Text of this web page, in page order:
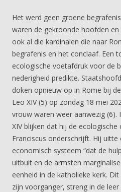
Het werd geen groene
waren de gekroonde hoofden
ook al die kardinalen die naar
begrafenis en het conclaaf. Een
ecologische voetafdruk voor de
nederigheid predikte.
doken opnieuw op in Rome bij
Leo XIV (5) op zondag 18 mei
vrouw waren weer aanwezig (6).
XIV blijken dat hij de
Franciscus onderschrijft. Hij
economisch systeem “dat de
uitbuit en de armsten
eenheid in de katholieke kerk.
zijn voorganger, streng in de leer